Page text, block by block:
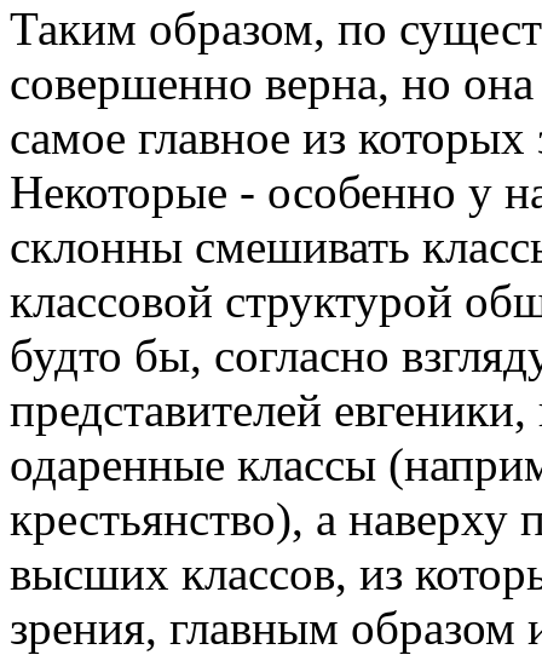
Таким образом, по
совершенно верна, но
самое главное из
Некоторые - особенно у
склонны смешивать
классовой структурой
будто бы, согласно
представителей
одаренные классы
крестьянство), а наверху
высших классов, из
зрения, главным